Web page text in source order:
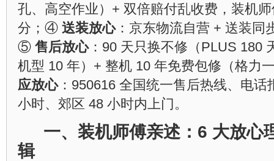
孔、高空作业）+ 双倍赔付乱收费，装机
分；④ 送装放心：京东物流自营 + 送装同
⑤ 售后放心：90 天只换不修（PLUS 180
机型 10 年）+ 整机 10 年免费包修（格力
应放心：950616 全国统一售后热线、电话
小时、郊区 48 小时内上门。
一、装机师傅亲述：6 大放心
辑